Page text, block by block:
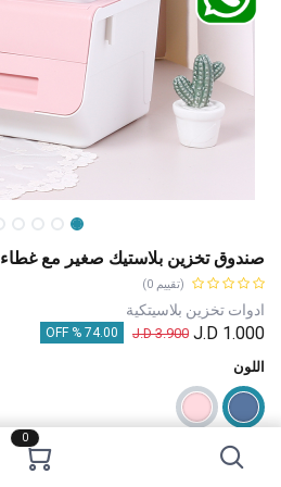
0
صندوق تخزين بلاستيك صغير مع غطاء 1
(تقييم 0)
ادوات تخزين بلاسيتكية
1.000
3.900
J.D
74.00 % OFF
اللون